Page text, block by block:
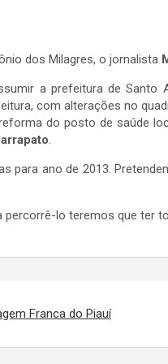
dos Milagres, o jornalista
a prefeitura de Santo
com alterações no
do posto de saúde
.
para ano de 2013.
percorrê-lo teremos que ter
Franca do Piauí